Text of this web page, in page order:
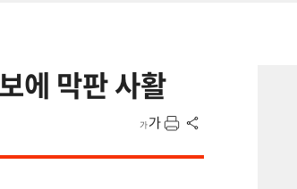
에 막판 사활